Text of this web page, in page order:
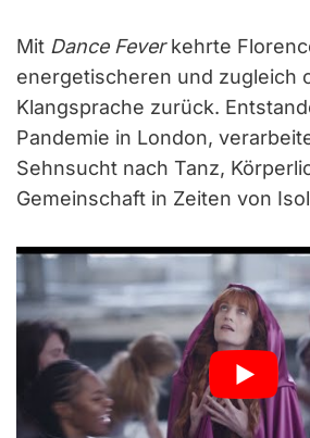
Mit Dance Feverkehrte
energetischeren und zugleich
Klangsprache zurück.
Pandemie in London,
Sehnsucht nach Tanz,
Gemeinschaft in Zeiten von